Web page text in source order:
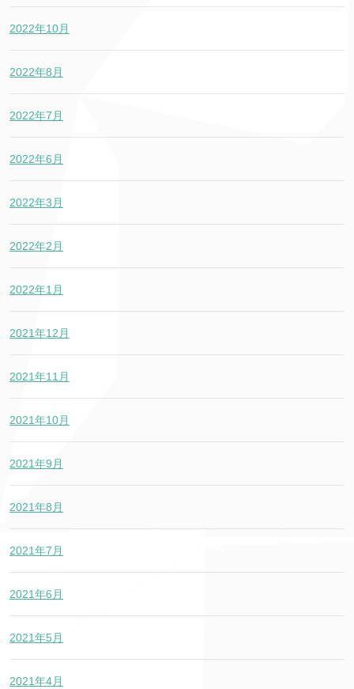
2022年10月
2022年8月
2022年7月
2022年6月
2022年3月
2022年2月
2022年1月
2021年12月
2021年11月
2021年10月
2021年9月
2021年8月
2021年7月
2021年6月
2021年5月
2021年4月